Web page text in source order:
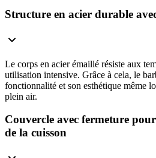
Structure en acier durable
Le corps en acier émaillé résiste aux
utilisation intensive. Grâce à cela, le
fonctionnalité et son esthétique même
plein air.
Couvercle avec fermeture
de la cuisson